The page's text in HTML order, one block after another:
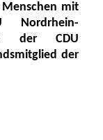
Menschen mit
Nordrhein-
der CDU
der